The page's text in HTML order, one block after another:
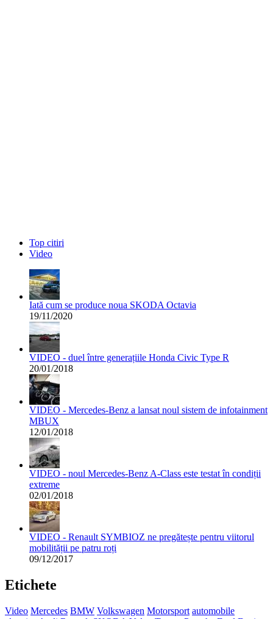
Top citiri
Video
Iată cum se produce noua SKODA Octavia
19/11/2020
VIDEO - duel între generațiile Honda Civic Type R
20/01/2018
VIDEO - Mercedes-Benz a lansat noul sistem de infotainment
MBUX
12/01/2018
VIDEO - noul Mercedes-Benz A-Class este testat în condiții
extreme
02/01/2018
VIDEO - Renault SYMBIOZ ne pregătește pentru viitorul
mobilității pe patru roți
09/12/2017
Etichete
Video Mercedes BMW Volkswagen Motorsport automobile